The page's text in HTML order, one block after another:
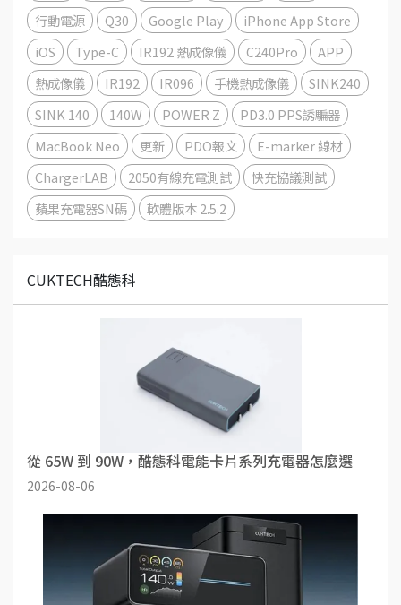
行動電源
Q30 Google Play
iPhone App Store
iOS
Type-C IR192 熱成像儀 C240Pro
APP
熱成像儀
IR192 IR096 手機熱成像儀
SINK240
SINK 140
140W POWER Z
PD3.0 PPS誘騙器
MacBook Neo
更新 PDO報文
E-marker 線材
ChargerLAB
2050有線充電測試
快充協議測試
蘋果充電器SN碼
軟體版本 2.5.2
CUKTECH酷態科
從 65W 到 90W，酷態科電能卡片系列充電器怎麼選
2026-08-06